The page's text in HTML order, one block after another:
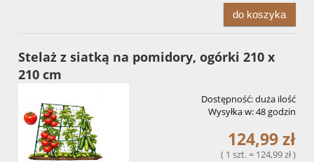
do koszyka
Stelaż z siatką na pomidory, ogórki 210 x
210 cm
Dostępność:duża ilość
Wysyłka w:48 godzin
124,99 zł
( 1 szt. = 124,99 zł )